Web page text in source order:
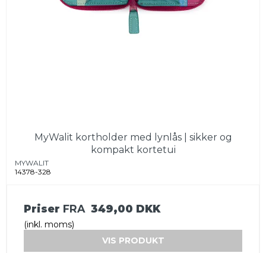
MyWalit kortholder med lynlås | sikker og
kompakt kortetui
MYWALIT
14378-328
Priser FRA 349,00 DKK
(inkl. moms)
VIS PRODUKT